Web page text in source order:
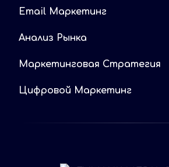
Email Маркетинг
Анализ Рынка
Маркетинговая Стратегия
Цифровой Маркетинг